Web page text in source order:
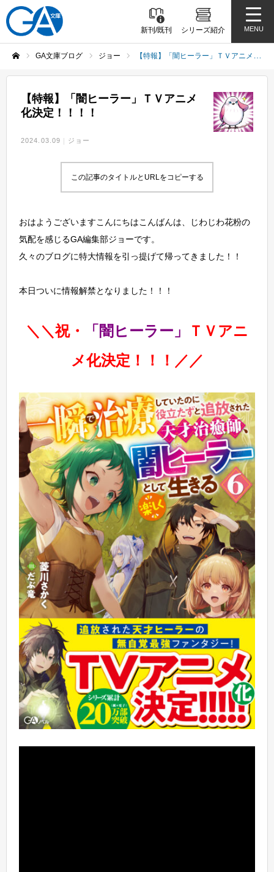
新刊/既刊 シリーズ紹介 MENU
GA文庫ブログ ジョー 【特報】「闇ヒーラー」ＴＶアニメ化決定！！！！
【特報】「闇ヒーラー」ＴＶアニメ
化決定！！！！
2024.03.09 ジョー
この記事のタイトルとURLをコピーする
おはようございますこんにちはこんばんは、じわじわ花粉の
気配を感じるGA編集部ジョーです。
久々のブログに特大情報を引っ提げて帰ってきました！！
本日ついに情報解禁となりました！！！
＼＼祝・ 「闇ヒーラー」
ＴＶアニ
メ化決定！！！／／